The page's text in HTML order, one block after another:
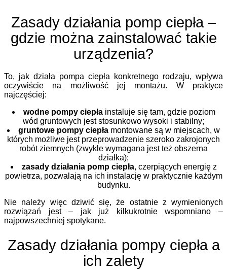
Zasady działania pomp ciepła –
gdzie można zainstalować takie
urządzenia?
To, jak działa pompa ciepła konkretnego rodzaju, wpływa
oczywiście na możliwość jej montażu. W praktyce
najczęściej:
wodne pompy ciepłainstaluje się tam, gdzie poziom
wód gruntowych jest stosunkowo wysoki i stabilny;
gruntowe pompy ciepła montowane są w miejscach, w
których możliwe jest przeprowadzenie szeroko zakrojonych
robót ziemnych (zwykle wymagana jest też obszerna
działka);
zasady działania pomp ciepła, czerpiących energię z
powietrza, pozwalają na ich instalację w praktycznie każdym
budynku.
Nie należy więc dziwić się, że ostatnie z wymienionych
rozwiązań jest – jak już kilkukrotnie wspomniano –
najpowszechniej spotykane.
Zasady działania pompy ciepła a
ich zalety